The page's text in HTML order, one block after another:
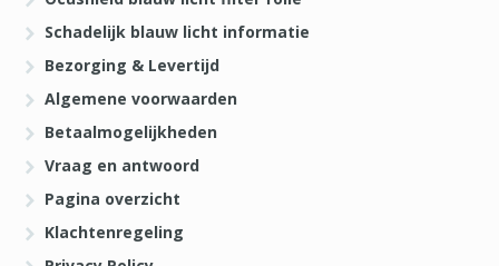
Schadelijk blauw licht informatie
Bezorging & Levertijd
Algemene voorwaarden
Betaalmogelijkheden
Vraag en antwoord
Pagina overzicht
Klachtenregeling